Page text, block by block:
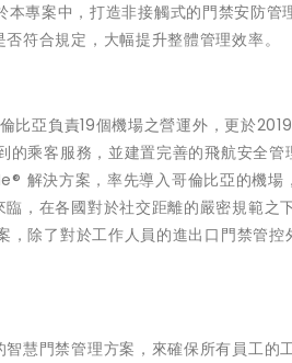
專案中，打造非接觸式的門禁安防管
符合規定，大幅提升整體管理效率。
亞負責19個機場之營運外，更於
乘客服務，並建置完善的飛航安全管
解決方案，率先導入哥倫比亞的機場
，在各國對於社交距離的嚴密規範之
除了對於工作人員的進出口門禁管控
慧門禁管理方案，來確保所有員工的